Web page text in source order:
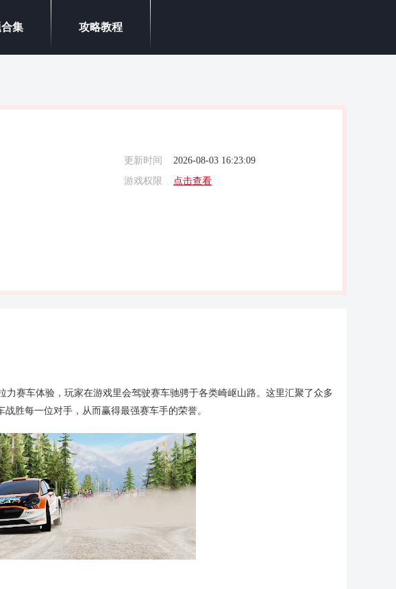
集 攻略教程
更新时间
2026-08-03 16:23:09
游戏权限
点击查看
力赛车体验，玩家在游戏里会驾驶赛车驰骋于各类崎岖山路。这里汇聚了众多
胜每一位对手，从而赢得最强赛车手的荣誉。